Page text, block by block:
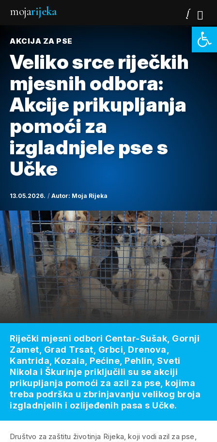
mojarijeka
AKCIJA ZA PSE
Veliko srce riječkih
mjesnih odbora:
Akcije prikupljanja
pomoći za
izgladnjele pse s
Učke
13.05.2026. Autor: Moja Rijeka
Društvo za zaštitu životinja Rijeka, koji vodi azil za pse,
Riječki mjesni odbori Centar-Sušak, Gornji
Zamet, Grad Trsat, Grbci, Drenova,
Kantrida, Kozala, Pećine, Pehlin, Sveti
Nikola i Škurinje priključili su se akciji
prikupljanja pomoći za azil za pse, kojima
treba podrška u zbrinjavanju velikog broja
izgladnjelih i ozlijeđenih pasa s Učke.